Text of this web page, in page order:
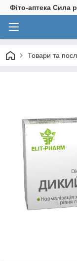
Фіто-аптека Сила
Товари та